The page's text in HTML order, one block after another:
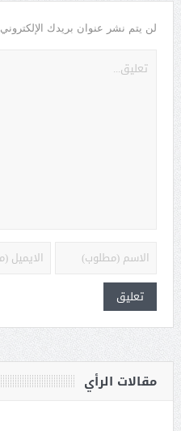
لن يتم نشر عنوان بريدك الإلكتروني.
مقالات الرأي